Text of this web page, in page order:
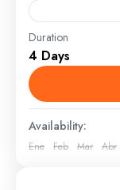
Santo
importante del
ciudad del
cargados de
Santo
1 Person
Duration
4 Days
Availability:
Ene Feb Mar Abr